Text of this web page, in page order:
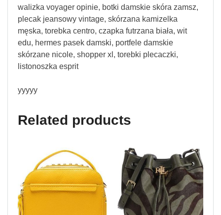
walizka voyager opinie, botki damskie skóra zamsz,
plecak jeansowy vintage, skórzana kamizelka
męska, torebka centro, czapka futrzana biała, wit
edu, hermes pasek damski, portfele damskie
skórzane nicole, shopper xl, torebki plecaczki,
listonoszka esprit
yyyyy
Related products